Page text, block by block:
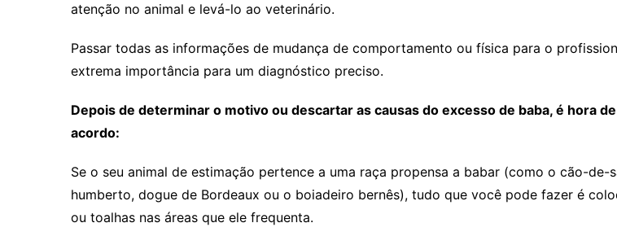
atenção no animal e levá-lo ao veterinário.
Passar todas as informações de mudança de comportamento ou física para o
extrema importância para um diagnóstico preciso.
Depois de determinar o motivo ou descartar as causas do excesso de baba, é hora
acordo:
Se o seu animal de estimação pertence a uma raça propensa a babar (como o cão-de-
humberto, dogue de Bordeaux ou o boiadeiro bernês), tudo que você pode fazer é
ou toalhas nas áreas que ele frequenta.